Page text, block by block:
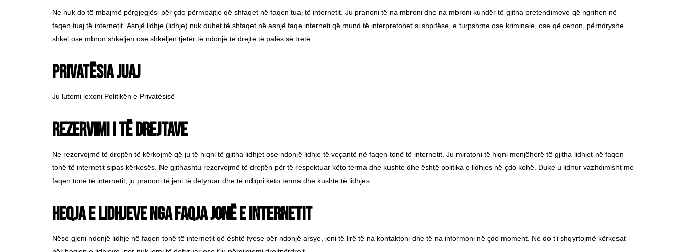
Ne nuk do të mbajmë përgjegjësi për çdo përmbajtje që shfaqet në faqen tuaj të internetit. Ju pranoni të na mbroni dhe na mbroni kundër të gjitha pretendimeve që ngrihen në
faqen tuaj të internetit. Asnjë lidhje (lidhje) nuk duhet të shfaqet në asnjë faqe interneti që mund të interpretohet si shpifëse, e turpshme ose kriminale, ose që cenon, përndryshe
shkel ose mbron shkeljen ose shkeljen tjetër të ndonjë të drejte të palës së tretë.
Privatësia juaj
Ju lutemi lexoni Politikën e Privatësisë
Rezervimi i të Drejtave
Ne rezervojmë të drejtën të kërkojmë që ju të hiqni të gjitha lidhjet ose ndonjë lidhje të veçantë në faqen tonë të internetit. Ju miratoni të hiqni menjëherë të gjitha lidhjet në faqen
tonë të internetit sipas kërkesës. Ne gjithashtu rezervojmë të drejtën për të respektuar këto terma dhe kushte dhe është politika e lidhjes në çdo kohë. Duke u lidhur vazhdimisht me
faqen tonë të internetit, ju pranoni të jeni të detyruar dhe të ndiqni këto terma dhe kushte të lidhjes.
Heqja e lidhjeve nga faqja jonë e internetit
Nëse gjeni ndonjë lidhje në faqen tonë të internetit që është fyese për ndonjë arsye, jeni të lirë të na kontaktoni dhe të na informoni në çdo moment. Ne do t’i shqyrtojmë kërkesat